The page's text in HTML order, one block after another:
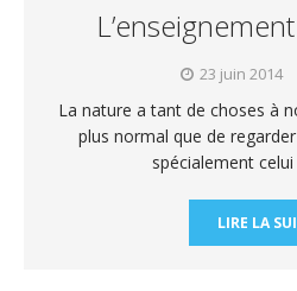
23 juin 2014
La nature a tant de choses à
plus normal que de
spécialement
LIRE LA